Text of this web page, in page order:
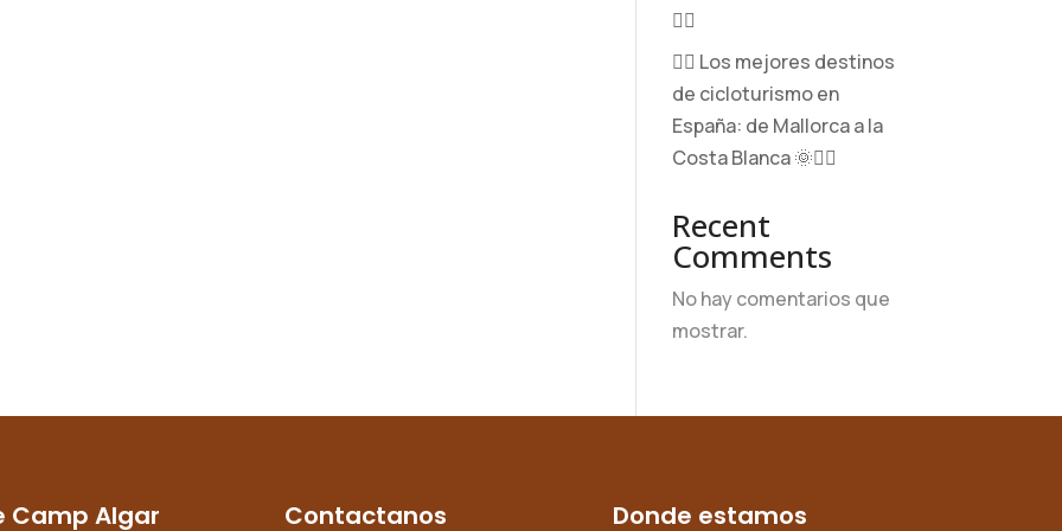
🚵‍♀️
🚴‍♂️ Los mejores destinos
de cicloturismo en
España: de Mallorca a la
Costa Blanca 🌞🚵‍♀️
Recent
Comments
No hay comentarios que
mostrar.
Camp Algar Contactanos Donde estamos